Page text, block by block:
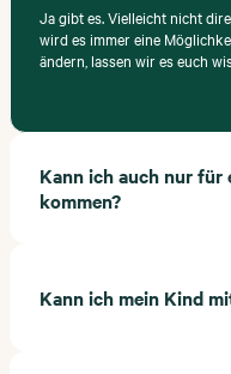
Ja gibt es. Vielleicht nicht
wird es immer eine
ändern, lassen wir es euch
Kann ich auch nur für
kommen?
Kann ich mein Kind